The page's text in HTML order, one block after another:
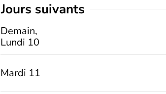
jours suivants
Demain,
Lundi 10
Mardi 11